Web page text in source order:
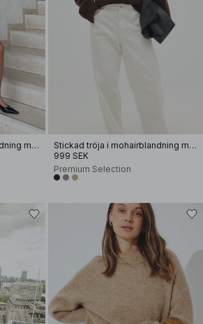
Stickad tröja i mohairblandning med rund halsringning
Stickad tröja i mohairblandning med rund halsringning
999 SEK
Premium Selection